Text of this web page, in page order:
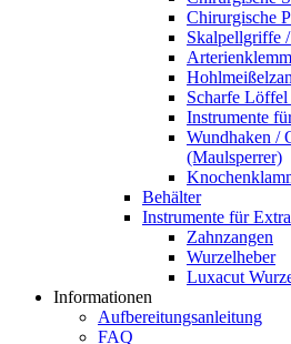
Chirurgische
Skalpellgriffe
Scharfe
Instrumente
Wundhaken /
(Maulsperrer)
Behälter
Instrumente für
Zahnzangen
Wurzelheber
Luxacut
Informationen
Aufbereitungsanleitung
FAQ